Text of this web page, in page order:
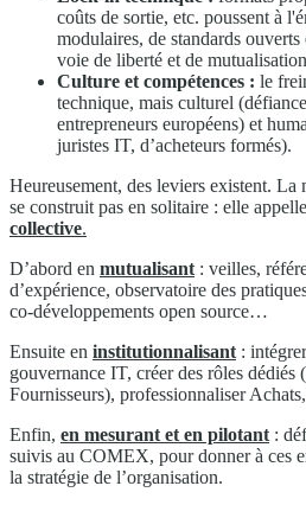
coûts de sortie, etc. poussent à
modulaires, de standards
voie de liberté et de
Culture et compétences : le
technique, mais culturel
entrepreneurs européens) et
juristes IT, d’acheteurs formés).
Heureusement, des leviers existent. La
se construit pas en solitaire : elle appelle
collective.
D’abord en mutualisant : veilles,
d’expérience, observatoire des
co-développements open source…
Ensuite en institutionnalisant :
gouvernance IT, créer des rôles
Fournisseurs), professionnaliser
Enfin, en mesurant et en pilotant :
suivis au COMEX, pour donner à ces
la stratégie de l’organisation.